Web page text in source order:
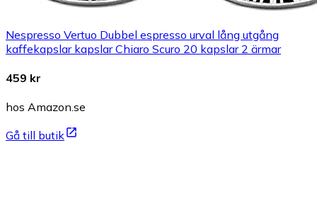
Nespresso Vertuo Dubbel espresso urval lång utgång
kaffekapslar kapslar Chiaro Scuro 20 kapslar 2 ärmar
459 kr
hos Amazon.se
Gå till butik